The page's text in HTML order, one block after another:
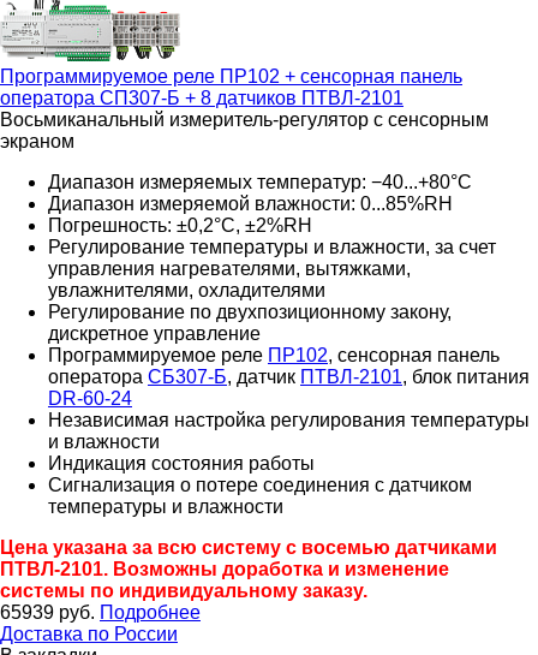
Программируемое реле ПР102 + сенсорная панель
оператора СП307-Б + 8 датчиков ПТВЛ-2101
Восьмиканальный измеритель-регулятор с сенсорным
экраном
Диапазон измеряемых температур: −40...+80°С
Диапазон измеряемой влажности: 0...85%RH
Погрешность: ±0,2°С, ±2%RH
Регулирование температуры и влажности, за счет
управления нагревателями, вытяжками,
увлажнителями, охладителями
Регулирование по двухпозиционному закону,
дискретное управление
Программируемое реле ПР102, сенсорная панель
оператора СБ307-Б, датчик ПТВЛ-2101, блок питания
DR-60-24
Независимая настройка регулирования температуры
и влажности
Индикация состояния работы
Сигнализация о потере соединения с датчиком
температуры и влажности
Цена указана за всю систему с восемью датчиками
ПТВЛ-2101. Возможны доработка и изменение
системы по индивидуальному заказу.
65939 руб. Подробнее
Доставка по России